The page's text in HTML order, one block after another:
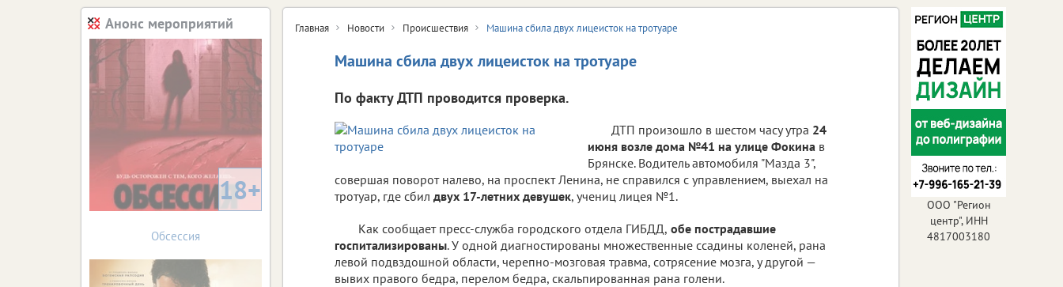
Главная Новости Происшествия Машина сбила двух лицеисток на тротуаре
Машина сбила двух лицеисток на тротуаре
По факту ДТП проводится проверка.
ДТП произошло в шестом часу утра 24
июня возле дома №41 на улице Фокина в
Брянске. Водитель автомобиля "Мазда 3",
совершая поворот налево, на проспект Ленина, не справился с управлением, выехал на
тротуар, где сбил двух 17-летних девушек, учениц лицея №1.
Как сообщает пресс-служба городского отдела ГИБДД, обе пострадавшие
госпитализированы. У одной диагностированы множественные ссадины коленей, рана
левой подвздошной области, черепно-мозговая травма, сотрясение мозга, у другой —
вывих правого бедра, перелом бедра, скальпированная рана голени.
Анонс мероприятий
18+
Обсессия
ООО "Регион
центр", ИНН
4817003180